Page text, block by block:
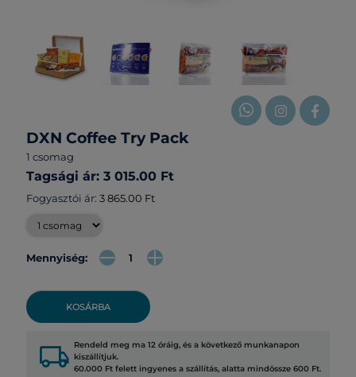
DXN Coffee Try Pack
1 csomag
Tagsági ár: 3 015.00 Ft
Fogyasztói ár: 3 865.00 Ft
Mennyiség:
KOSÁRBA
local_shipping Rendeld meg ma 12 óráig, és a következő munkanapon
kiszállítjuk.
60.000 Ft felett ingyenes a szállítás, alatta mindössze 600 Ft.